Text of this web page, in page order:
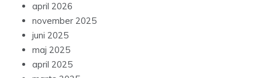
april 2026
november 2025
juni 2025
maj 2025
april 2025